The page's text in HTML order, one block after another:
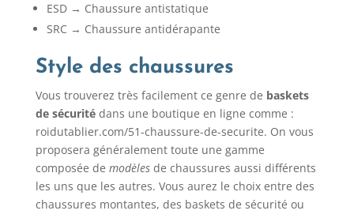
ESD → Chaussure antistatique
SRC → Chaussure antidérapante
Style des chaussures
Vous trouverez très facilement ce genre de baskets
de sécuritédans une boutique en ligne comme :
roidutablier.com/51-chaussure-de-securite. On vous
proposera généralement toute une gamme
composée de modèlesde chaussures aussi différents
les uns que les autres. Vous aurez le choix entre des
chaussures montantes, des baskets de sécurité ou